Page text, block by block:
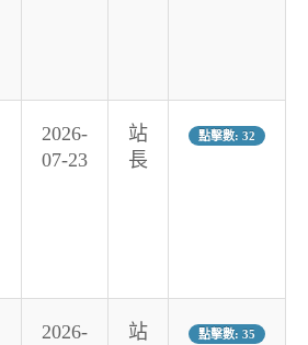
2026-
07-23
站
長
點擊數: 32
2026-
站
點擊數: 35